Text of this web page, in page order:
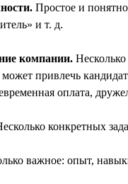
Простое и
и т. д.
компании.
может привлечь
оплата,
конкретных
важное: опыт,